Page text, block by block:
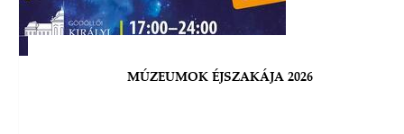
MÚZEUMOK ÉJSZAKÁJA 2026